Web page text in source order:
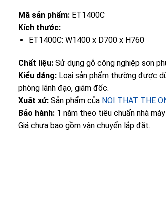
Mã sản phẩm: ET1400C
Kích thước:
ET1400C: W1400 x D700 x H760
Chất liệu: Sử dụng gỗ công nghiệp sơn
Kiểu dáng: Loại sản phẩm thường được
phòng lãnh đạo, giám đốc.
Xuất xứ: Sản phẩm của NOI THAT THE
Bảo hành: 1 năm theo tiêu chuẩn nhà máy
Giá chưa bao gồm vận chuyển lắp đặt.